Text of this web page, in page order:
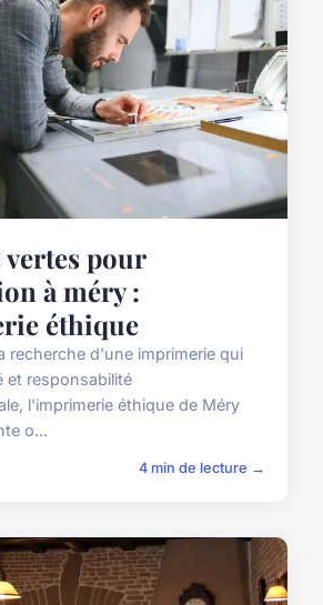
pour
à méry :
éthique
recherche d'une imprimerie qui
et responsabilité
l'imprimerie éthique de Méry
o...
4 min de lecture →